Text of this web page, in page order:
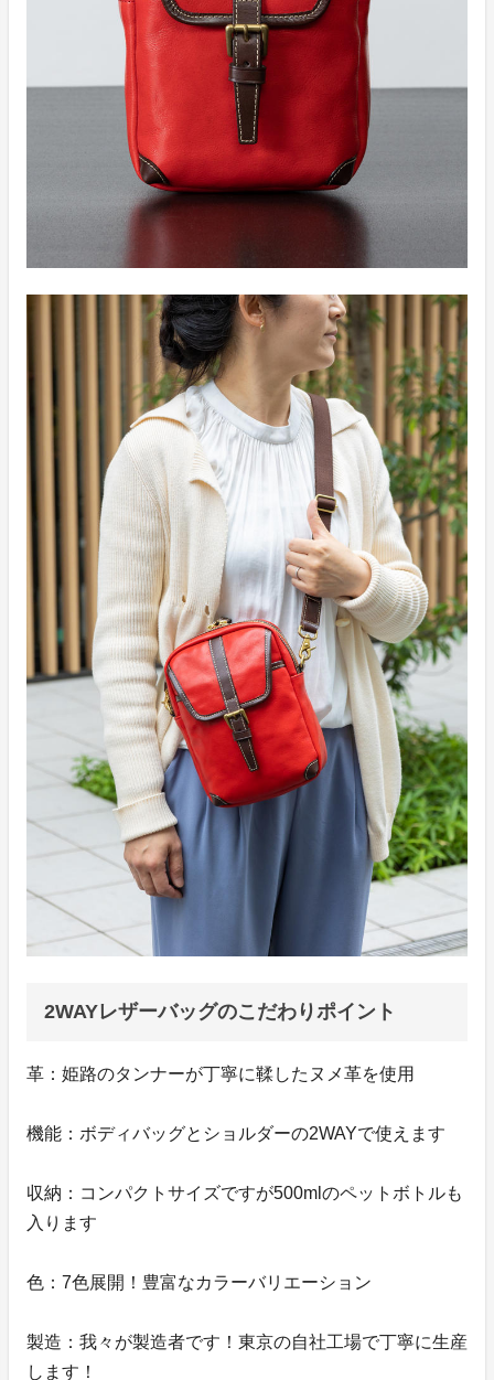
2WAYレザーバッグのこだわりポイント
革：姫路のタンナーが丁寧に鞣したヌメ革を使用
機能：ボディバッグとショルダーの2WAYで使えます
収納：コンパクトサイズですが500mlのペットボトルも
入ります
色：7色展開！豊富なカラーバリエーション
製造：我々が製造者です！東京の自社工場で丁寧に生産
します！